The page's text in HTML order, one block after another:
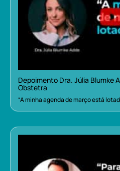
Depoimento Dra. Júlia Blumke
Obstetra
“A minha agenda de março está